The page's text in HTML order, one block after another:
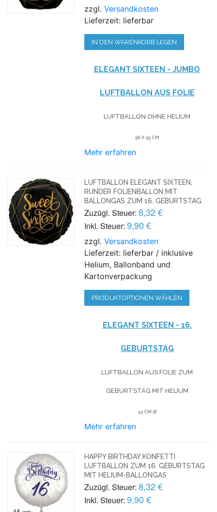
zzgl.Versandkosten
Lieferzeit: lieferbar
IN DEN WARENKORB LEGEN
ELEGANT SIXTEEN - JUMBO
LUFTBALLON AUS FOLIE
LUFTBALLON OHNE HELIUM
58 X 55 CM
Mehr erfahren
LUFTBALLON ELEGANT SIXTEEN,
RUNDER FOLIENBALLON MIT
BALLONGAS ZUM 16. GEBURTSTAG
Zuzügl. Steuer: 8,32 €
Inkl. Steuer: 9,90 €
zzgl.Versandkosten
Lieferzeit: lieferbar / inklusive
Helium, Ballonband und
Kartonverpackung
PRODUKTOPTIONEN WÄHLEN
ELEGANT SIXTEEN - 16.
GEBURTSTAG
LUFTBALLON AUS FOLIE ZUM
GEBURTSTAG MIT HELIUM
43 CM Ø
Mehr erfahren
HAPPY BIRTHDAY KONFETTI
LUFTBALLON ZUM 16. GEBURTSTAG
MIT HELIUM-BALLONGAS
Zuzügl. Steuer: 8,32 €
Inkl. Steuer: 9,90 €